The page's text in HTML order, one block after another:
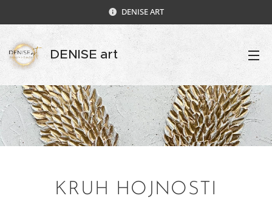
DENISE ART
DENISE art
KRUH HOJNOSTI